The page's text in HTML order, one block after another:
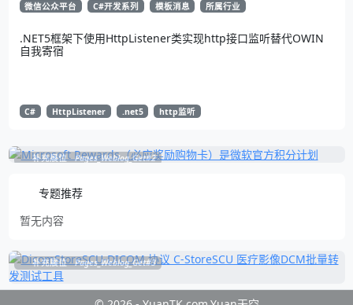
与second_class数据，为开发者提供合规通知场景开发支持
微信公众平台 C#开发系列 模板消息 所属行业
.NET5框架下使用HttpListener类实现http接口监听替代OWIN
自我寄宿
C# HttpListener .net5 http监听
补充展位 Pages_Weblog_Get#2
专题推荐
暂无内容
补充展位 Pages_Weblog_Get#3